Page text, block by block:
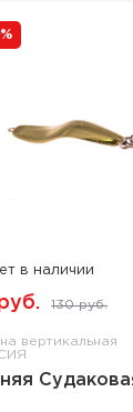
в наличии
130 руб.
вертикальная